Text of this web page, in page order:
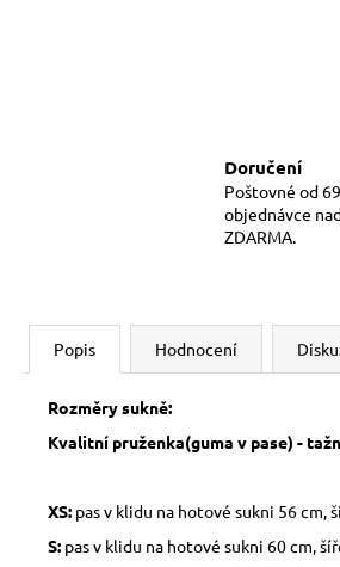
Doručení
Poštovné od
objednávce
ZDARMA.
Popis Hodnocení
Rozměry sukně:
Kvalitní pruženka(guma v pase) -
XS: pas v klidu na hotové sukni 56 cm,
S: pas v klidu na hotové sukni 60 cm,